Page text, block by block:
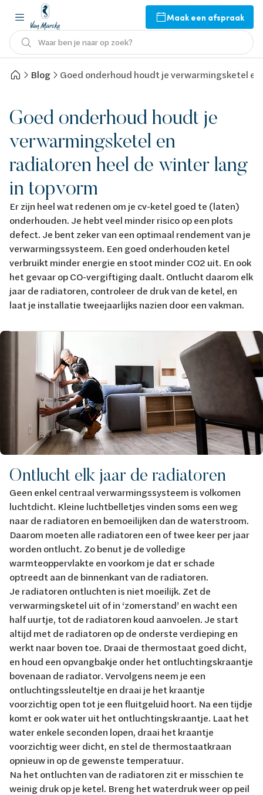
Maak een afspraak
Waar ben je naar op zoek?
Blog Goed onderhoud houdt je verwarmingsketel
Goed onderhoud houdt je
verwarmingsketel en
radiatoren heel de winter lang
in topvorm
Er zijn heel wat redenen om je cv-ketel goed te (laten)
onderhouden. Je hebt veel minder risico op een plots
defect. Je bent zeker van een optimaal rendement van je
verwarmingssysteem. Een goed onderhouden ketel
verbruikt minder energie en stoot minder CO2 uit. En ook
het gevaar op CO-vergiftiging daalt. Ontlucht daarom elk
jaar de radiatoren, controleer de druk van de ketel, en
laat je installatie tweejaarlijks nazien door een vakman.
Afbeelding
Ontlucht elk jaar de radiatoren
Geen enkel centraal verwarmingssysteem is volkomen
luchtdicht. Kleine luchtbelletjes vinden soms een weg
naar de radiatoren en bemoeilijken dan de waterstroom.
Daarom moeten alle radiatoren een of twee keer per jaar
worden ontlucht. Zo benut je de volledige
warmteoppervlakte en voorkom je dat er schade
optreedt aan de binnenkant van de radiatoren.
Je radiatoren ontluchten is niet moeilijk. Zet de
verwarmingsketel uit of in ‘zomerstand’ en wacht een
half uurtje, tot de radiatoren koud aanvoelen. Je start
altijd met de radiatoren op de onderste verdieping en
werkt naar boven toe. Draai de thermostaat goed dicht,
en houd een opvangbakje onder het ontluchtingskraantje
bovenaan de radiator. Vervolgens neem je een
ontluchtingssleuteltje en draai je het kraantje
voorzichtig open tot je een fluitgeluid hoort. Na een tijdje
komt er ook water uit het ontluchtingskraantje. Laat het
water enkele seconden lopen, draai het kraantje
voorzichtig weer dicht, en stel de thermostaatkraan
opnieuw in op de gewenste temperatuur.
Na het ontluchten van de radiatoren zit er misschien te
weinig druk op je ketel. Breng het waterdruk weer op peil